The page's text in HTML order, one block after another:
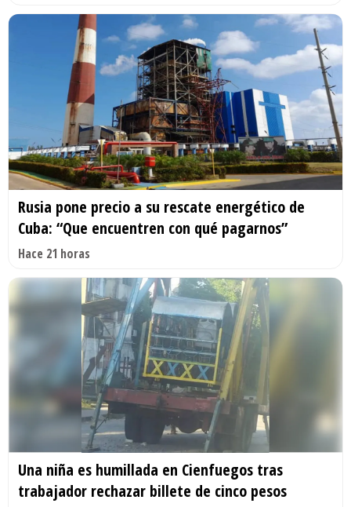
Rusia pone precio a su rescate energético de
Cuba: “Que encuentren con qué pagarnos”
Hace 21 horas
Una niña es humillada en Cienfuegos tras
trabajador rechazar billete de cinco pesos